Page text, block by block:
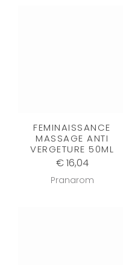
FEMINAISSANCE
MASSAGE ANTI
VERGETURE 50ML
€ 16,04
Pranarom